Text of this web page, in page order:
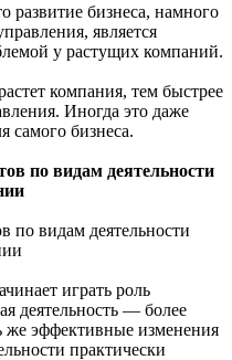
развитие бизнеса, намного
является
у растущих компаний.
компания, тем быстрее
Иногда это даже
самого бизнеса.
по видам деятельности
играть роль
деятельность — более
же эффективные изменения
практически